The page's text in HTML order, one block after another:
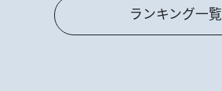
ランキング一覧